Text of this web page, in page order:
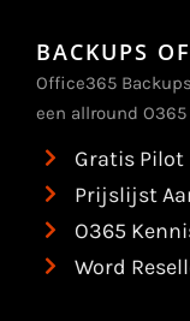
BACKUPS
Office365
een allround
Gratis Pilot
Prijslijst
O365
Word